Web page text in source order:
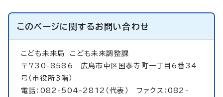
このページに関するお問い合わせ
こども未来局 こども未来調整課
〒730-8586 広島市中区国泰寺町一丁目6番34
号（市役所3階）
電話：082-504-2812（代表） ファクス：082-